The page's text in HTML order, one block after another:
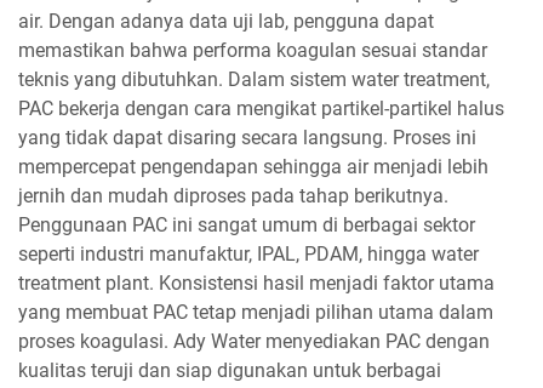
air. Dengan adanya data uji lab, pengguna dapat
memastikan bahwa performa koagulan sesuai standar
teknis yang dibutuhkan. Dalam sistem water treatment,
PAC bekerja dengan cara mengikat partikel-partikel halus
yang tidak dapat disaring secara langsung. Proses ini
mempercepat pengendapan sehingga air menjadi lebih
jernih dan mudah diproses pada tahap berikutnya.
Penggunaan PAC ini sangat umum di berbagai sektor
seperti industri manufaktur, IPAL, PDAM, hingga water
treatment plant. Konsistensi hasil menjadi faktor utama
yang membuat PAC tetap menjadi pilihan utama dalam
proses koagulasi. Ady Water menyediakan PAC dengan
kualitas teruji dan siap digunakan untuk berbagai